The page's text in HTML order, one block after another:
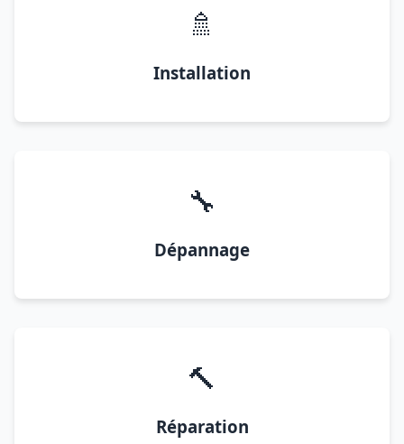
🚿
Installation
🔧
Dépannage
🔨
Réparation